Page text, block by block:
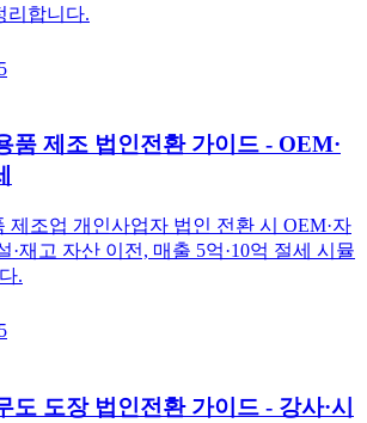
리합니다.
품 제조 법인전환 가이드 - OEM·
제조업 개인사업자 법인 전환 시 OEM·자
·재고 자산 이전, 매출 5억·10억 절세 시뮬
.
도 도장 법인전환 가이드 - 강사·시